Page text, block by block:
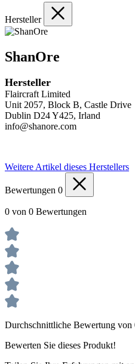
Hersteller
ShanOre
Hersteller
Flaircraft Limited
Unit 2057, Block B, Castle Drive
Dublin D24 Y425, Irland
info@shanore.com
Weitere Artikel dieses Herstellers
Bewertungen 0
0 von 0 Bewertungen
Durchschnittliche Bewertung von
Bewerten Sie dieses Produkt!